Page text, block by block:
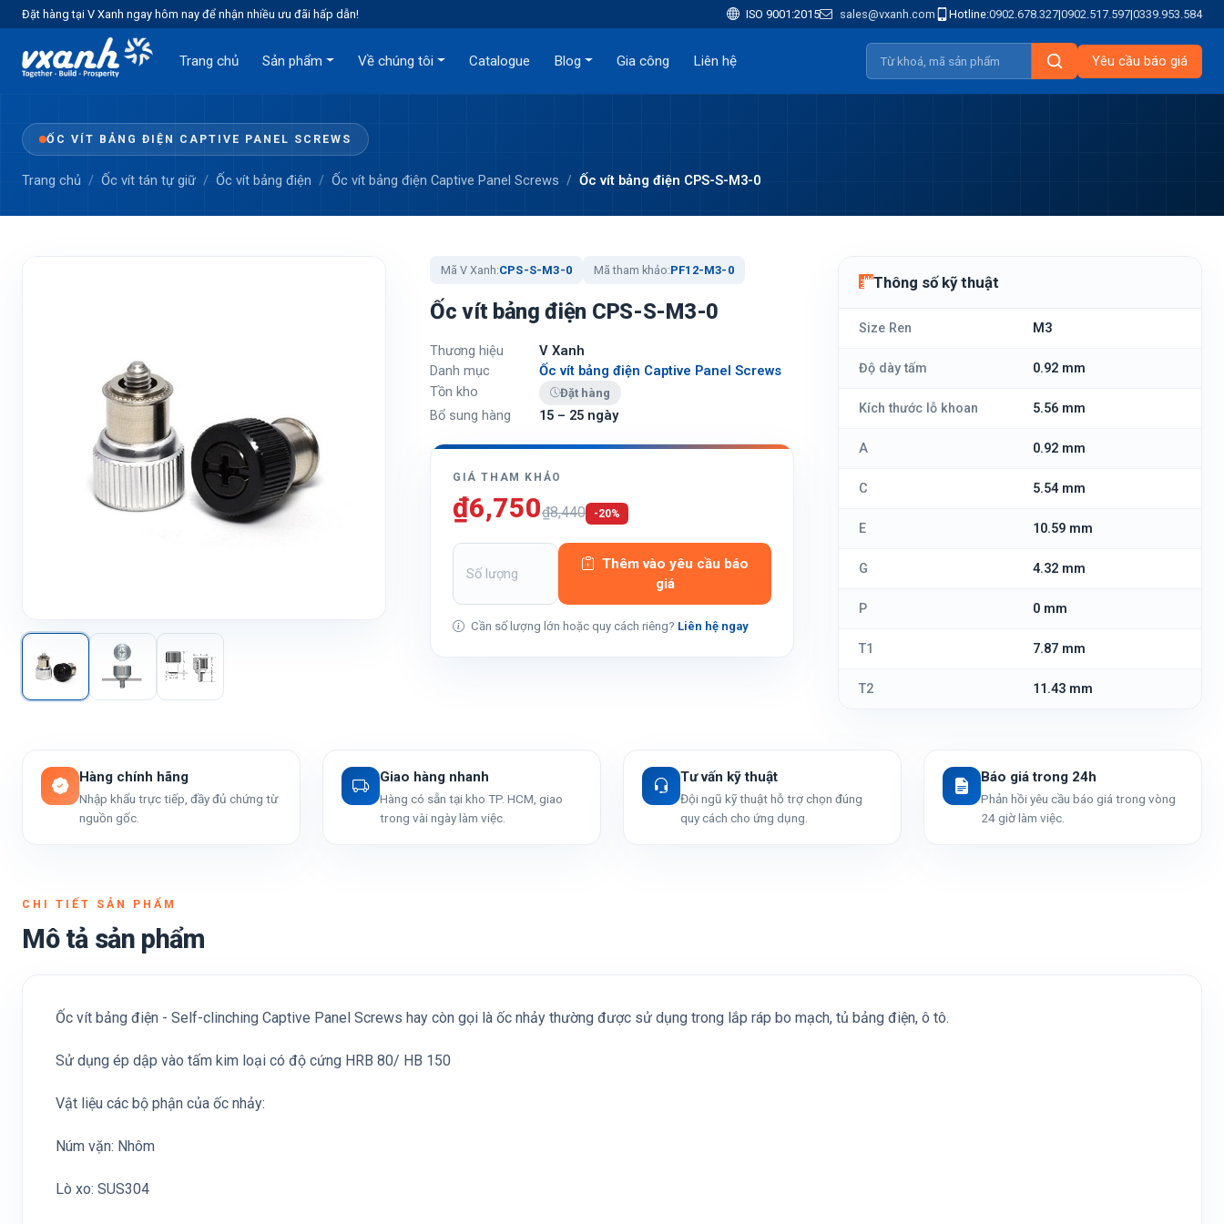
Đặt hàng tại V Xanh ngay hôm nay để nhận nhiều ưu đãi hấp dẫn! ISO 9001:2015 sales@vxanh.com Hotline:0902.678.327|0902.517.597|0339.953.584
Trang chủ Sản phẩm Về chúng tôi Catalogue Blog Gia công Liên hệ Yêu cầu báo giá
ỐC VÍT BẢNG ĐIỆN CAPTIVE PANEL SCREWS
Trang chủ Ốc vít tán tự giữ Ốc vít bảng điện Ốc vít bảng điện Captive Panel Screws Ốc vít bảng điện CPS-S-M3-0
Mã V Xanh:CPS-S-M3-0 Mã tham khảo:PF12-M3-0
Ốc vít bảng điện CPS-S-M3-0
Thương hiệu
V Xanh
Danh mục
Ốc vít bảng điện Captive Panel Screws
Tồn kho
Đặt hàng
Bổ sung hàng 15 – 25 ngày
GIÁ THAM KHẢO
₫6,750₫8,440 -20%
Thêm vào yêu cầu báo
giá
Cần số lượng lớn hoặc quy cách riêng? Liên hệ ngay
Thông số kỹ thuật
Size Ren M3
Độ dày tấm 0.92 mm
Kích thước lỗ khoan 5.56 mm
A 0.92 mm
C 5.54 mm
E 10.59 mm
G 4.32 mm
P 0 mm
T1 7.87 mm
T2 11.43 mm
Hàng chính hãng
Nhập khẩu trực tiếp, đầy đủ chứng từ
nguồn gốc.
Giao hàng nhanh
Hàng có sẵn tại kho TP. HCM, giao
trong vài ngày làm việc.
Tư vấn kỹ thuật
Đội ngũ kỹ thuật hỗ trợ chọn đúng
quy cách cho ứng dụng.
Báo giá trong 24h
Phản hồi yêu cầu báo giá trong vòng
24 giờ làm việc.
CHI TIẾT SẢN PHẨM
Mô tả sản phẩm
Ốc vít bảng điện - Self-clinching Captive Panel Screws hay còn gọi là ốc nhảy thường được sử dụng trong lắp ráp bo mạch, tủ bảng điện, ô tô.
Sử dụng ép dập vào tấm kim loại có độ cứng HRB 80/ HB 150
Vật liệu các bộ phận của ốc nhảy:
Núm vặn: Nhôm
Lò xo: SUS304